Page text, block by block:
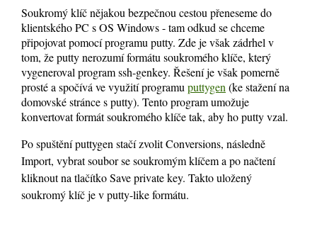
Soukromý klíč nějakou bezpečnou cestou přeneseme do
klientského PC s OS Windows - tam odkud se chceme
připojovat pomocí programu putty. Zde je však zádrhel v
tom, že putty nerozumí formátu soukromého klíče, který
vygeneroval program ssh-genkey. Řešení je však pomerně
prosté a spočívá ve využití programu puttygen (ke stažení na
domovské stránce s putty). Tento program umožuje
konvertovat formát soukromého klíče tak, aby ho putty vzal.
Po spuštění puttygen stačí zvolit Conversions, následně
Import, vybrat soubor se soukromým klíčem a po načtení
kliknout na tlačítko Save private key. Takto uložený
soukromý klíč je v putty-like formátu.